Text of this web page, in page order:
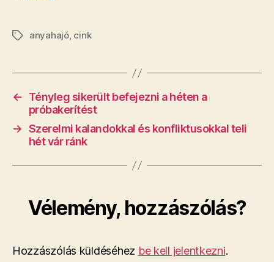
Címkékanyahajó, cink
←
Tényleg sikerült befejezni a héten a
próbakerítést
→ Szerelmi kalandokkal és konfliktusokkal teli
hét vár ránk
Vélemény, hozzászólás?
Hozzászólás küldéséhez be kell jelentkezni.